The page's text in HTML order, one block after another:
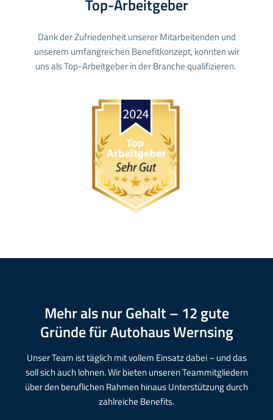
Top-Arbeitgeber
Dank der Zufriedenheit unserer Mitarbeitenden und
unserem umfangreichen Benefitkonzept, konnten wir
uns als Top-Arbeitgeber in der Branche qualifizieren.
Mehr als nur Gehalt – 12 gute
Gründe für Autohaus Wernsing
Unser Team ist täglich mit vollem Einsatz dabei – und das
soll sich auch lohnen. Wir bieten unseren Teammitgliedern
über den beruflichen Rahmen hinaus Unterstützung durch
zahlreiche Benefits.